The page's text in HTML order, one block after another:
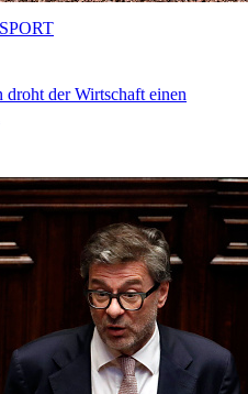
der Wirtschaft einen